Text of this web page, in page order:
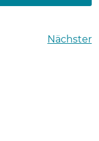
Nächster